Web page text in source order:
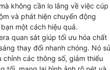
không cần lo lắng về việc cúp
và phát hiện chuyển động
một cách hiệu quả.
quan sát giúp tối ưu hóa chất
thay đổi nhanh chóng. Nó
các thông số, giảm thiểu